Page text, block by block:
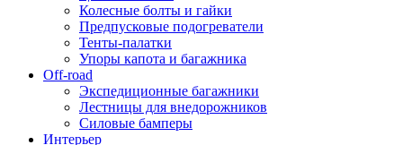
Колесные болты и гайки
Предпусковые подогреватели
Тенты-палатки
Упоры капота и багажника
Off-road
Экспедиционные багажники
Лестницы для внедорожников
Силовые бамперы
Интерьер